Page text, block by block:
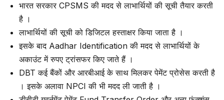
भारत सरकार CPSMS की मदद से लाभार्थियों की सूची तैयार करती
है ।
लाभार्थियों की सूची को डिजिटल हस्ताक्षर किया जाता है ।
इसके बाद Aadhar Identification की मदद से लाभार्थियों के
अकाउंट में रुपए ट्रांसफर किए जाते हैं ।
DBT कई बैंकों और आरबीआई के साथ मिलकर पेमेंट प्रोसेस करती है
। इसके अलावा NPCI की भी मदद ली जाती है ।